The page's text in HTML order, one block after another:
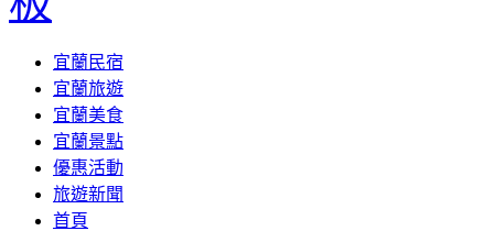
宜蘭民宿
宜蘭旅遊
宜蘭美食
宜蘭景點
優惠活動
旅遊新聞
首頁